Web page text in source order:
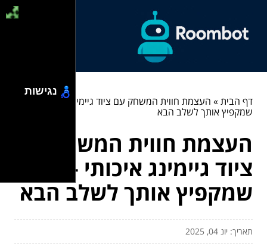
דף הבית» העצמת חווית המשחק עם ציוד גיימינג איכותי – הסוד
שמקפיץ אותך לשלב הבא
העצמת חווית המשחק עם
ציוד גיימינג איכותי – הסוד
שמקפיץ אותך לשלב הבא
תאריך: יונ 04, 2025
נגישות